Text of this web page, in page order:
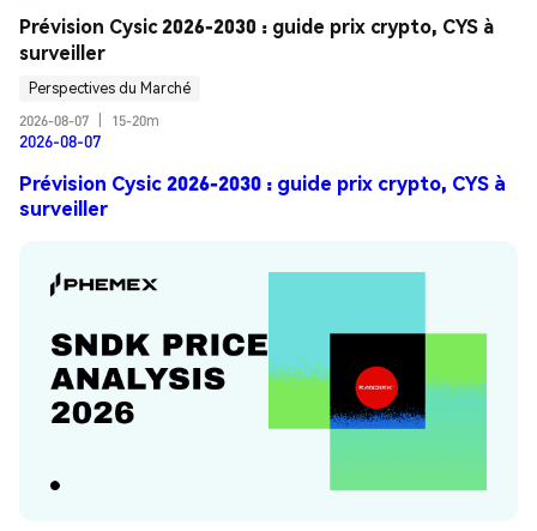
Prévision Cysic 2026-2030 : guide prix crypto, CYS à
surveiller
Perspectives du Marché
2026-08-07
15-20m
2026-08-07
Prévision Cysic 2026-2030 : guide prix crypto, CYS à
surveiller